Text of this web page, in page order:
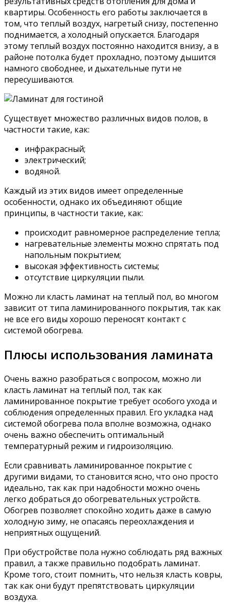
квартиры. Особенность его работы заключается в
том, что теплый воздух, нагретый снизу, постепенно
поднимается, а холодный опускается. Благодаря
этому теплый воздух постоянно находится внизу, а в
районе потолка будет прохладно, поэтому дышится
намного свободнее, и дыхательные пути не
пересушиваются.
Существует множество различных видов полов, в
частности такие, как:
инфракрасный;
электрический;
водяной.
Каждый из этих видов имеет определенные
особенности, однако их объединяют общие
принципы, в частности такие, как:
происходит равномерное распределение тепла;
нагревательные элементы можно спрятать под
напольным покрытием;
высокая эффективность системы;
отсутствие циркуляции пыли.
Можно ли класть ламинат на теплый пол, во многом
зависит от типа ламинированного покрытия, так как
не все его виды хорошо переносят контакт с
системой обогрева.
Плюсы использования ламината
Очень важно разобраться с вопросом, можно ли
класть ламинат на теплый пол, так как
ламинированное покрытие требует особого ухода и
соблюдения определенных правил. Его укладка над
системой обогрева пола вполне возможна, однако
очень важно обеспечить оптимальный
температурный режим и гидроизоляцию.
Если сравнивать ламинированное покрытие с
другими видами, то становится ясно, что оно просто
идеально, так как при надобности можно очень
легко добраться до обогревательных устройств.
Обогрев позволяет спокойно ходить даже в самую
холодную зиму, не опасаясь переохлаждения и
неприятных ощущений.
При обустройстве пола нужно соблюдать ряд важных
правил, а также правильно подобрать ламинат.
Кроме того, стоит помнить, что нельзя класть ковры,
так как они будут препятствовать циркуляции
воздуха.